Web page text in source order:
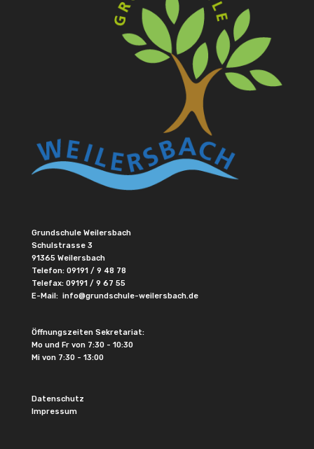
Grundschule Weilersbach
Schulstrasse 3
91365 Weilersbach
Telefon: 09191 / 9 48 78
Telefax: 09191 / 9 67 55
E-Mail: info@grundschule-weilersbach.de
Öffnungszeiten Sekretariat:
Mo und Fr von 7:30 - 10:30
Mi von 7:30 - 13:00
Datenschutz
Impressum